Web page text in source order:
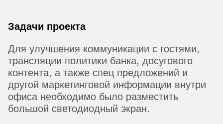
Задачи проекта
Для улучшения коммуникации с гостями,
трансляции политики банка, досугового
контента, а также спец предложений и
другой маркетинговой информации внутри
офиса необходимо было разместить
большой светодиодный экран.